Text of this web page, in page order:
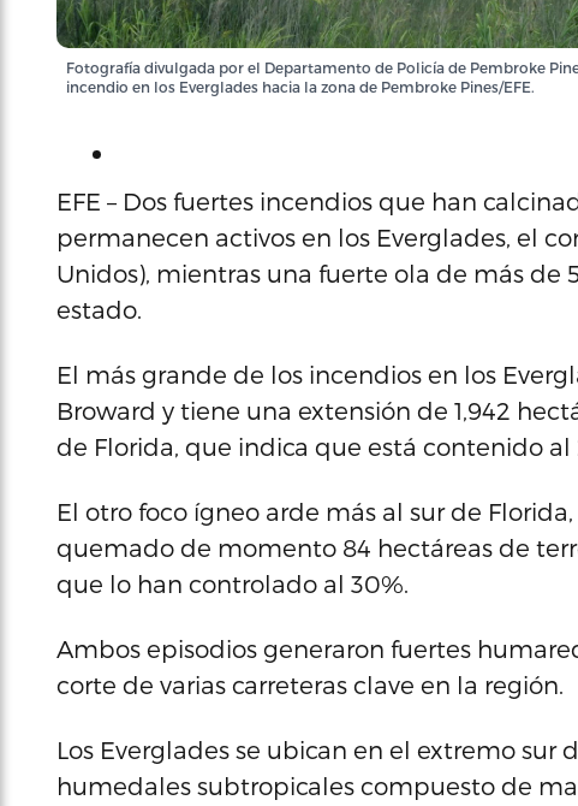
Fotografía divulgada por el Departamento de Policía de Pembroke
incendio en los Everglades hacia la zona de Pembroke Pines/EFE.
EFE – Dos fuertes incendios que han
permanecen activos en los Everglades, el
Unidos), mientras una fuerte ola de más de
estado.
El más grande de los incendios en los
Broward y tiene una extensión de 1,942
de Florida, que indica que está contenido al
El otro foco ígneo arde más al sur de
quemado de momento 84 hectáreas de
que lo han controlado al 30%.
Ambos episodios generaron fuertes
corte de varias carreteras clave en la región.
Los Everglades se ubican en el extremo sur
humedales subtropicales compuesto de